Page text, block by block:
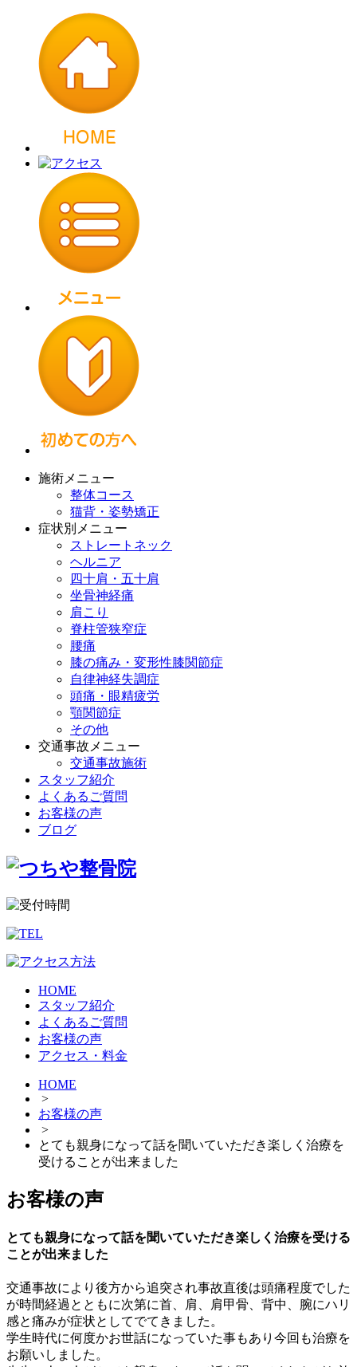
施術メニュー
整体コース
猫背・姿勢矯正
症状別メニュー
ストレートネック
ヘルニア
四十肩・五十肩
坐骨神経痛
肩こり
脊柱管狭窄症
腰痛
膝の痛み・変形性膝関節症
自律神経失調症
頭痛・眼精疲労
顎関節症
その他
交通事故メニュー
交通事故施術
スタッフ紹介
よくあるご質問
お客様の声
ブログ
HOME
スタッフ紹介
よくあるご質問
お客様の声
アクセス・料金
HOME
>
お客様の声
>
とても親身になって話を聞いていただき楽しく治療を
受けることが出来ました
お客様の声
とても親身になって話を聞いていただき楽しく治療を受ける
ことが出来ました
交通事故により後方から追突され事故直後は頭痛程度でした
が時間経過とともに次第に首、肩、肩甲骨、背中、腕にハリ
感と痛みが症状としてでてきました。
学生時代に何度かお世話になっていた事もあり今回も治療を
お願いしました。